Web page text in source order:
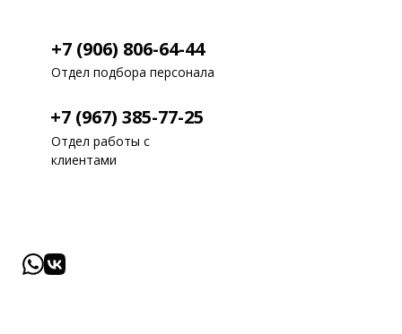
Отдел работы с
клиентами
+7 (967) 385-77-25
+7 (906) 806-64-44
Отдел подбора персонала